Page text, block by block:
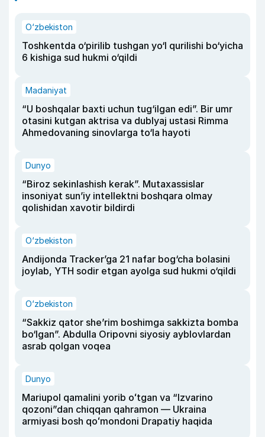
O‘zbekiston
Toshkentda o‘pirilib tushgan yo‘l qurilishi bo‘yicha
6 kishiga sud hukmi o‘qildi
Madaniyat
“U boshqalar baxti uchun tug‘ilgan edi”. Bir umr
otasini kutgan aktrisa va dublyaj ustasi Rimma
Ahmedovaning sinovlarga to‘la hayoti
Dunyo
“Biroz sekinlashish kerak”. Mutaxassislar
insoniyat sun’iy intellektni boshqara olmay
qolishidan xavotir bildirdi
O‘zbekiston
Andijonda Tracker’ga 21 nafar bog‘cha bolasini
joylab, YTH sodir etgan ayolga sud hukmi o‘qildi
O‘zbekiston
“Sakkiz qator she’rim boshimga sakkizta bomba
bo‘lgan”. Abdulla Oripovni siyosiy ayblovlardan
asrab qolgan voqea
Dunyo
Mariupol qamalini yorib oʻtgan va “Izvarino
qozoni”dan chiqqan qahramon — Ukraina
armiyasi bosh qoʻmondoni Drapatiy haqida